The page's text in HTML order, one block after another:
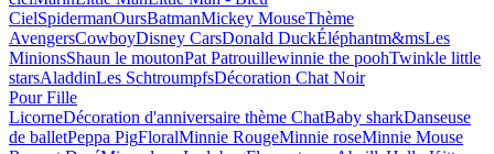
CielSpidermanOursBatmanMickey MouseThème
AvengersCowboyDisney CarsDonald DuckÉléphantm&msLes
MinionsShaun le moutonPat Patrouillewinnie the poohTwinkle little
starsAladdinLes SchtroumpfsDécoration Chat Noir
Pour Fille
LicorneDécoration d'anniversaire thème ChatBaby sharkDanseuse
de balletPeppa PigFloralMinnie RougeMinnie roseMinnie Mouse